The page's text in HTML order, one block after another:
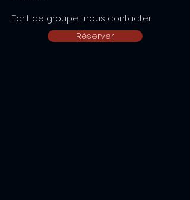
Tarif de groupe : nous contacter.
Réserver